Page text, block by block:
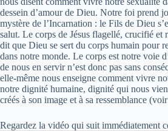
dessein d’amour de Dieu. Notre foi prend
mystère de l’Incarnation : le Fils de Dieu
salut. Le corps de Jésus flagellé, crucifié et
dit que Dieu se sert du corps humain pour
dans notre monde. Le corps est notre voie
de nous en servir n’est donc pas sans
elle-même nous enseigne comment vivre
notre dignité humaine, dignité qui nous
créés à son image et à sa ressemblance
Regardez la vidéo qui suit immédiatement